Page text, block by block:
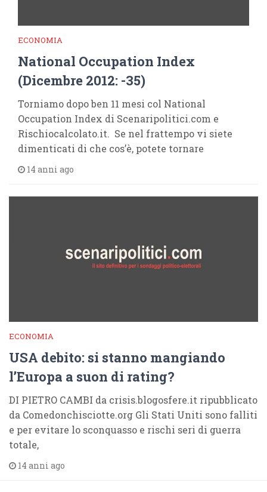
ECONOMIA
National Occupation Index
(Dicembre 2012: -35)
Torniamo dopo ben 11 mesi col National
Occupation Index di Scenaripolitici.com e
Rischiocalcolato.it. Se nel frattempo vi siete
dimenticati di che cos’è, potete tornare
14 anni ago
ECONOMIA
USA debito: si stanno mangiando
l’Europa a suon di rating?
DI PIETRO CAMBI da crisis.blogosfere.it ripubblicato
da Comedonchisciotte.org Gli Stati Uniti sono falliti
e per evitare lo sconquasso e rischi seri di guerra
totale,
14 anni ago